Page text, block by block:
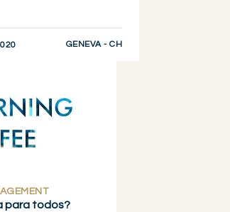
GENEVA - CH
AHORA
para todos?